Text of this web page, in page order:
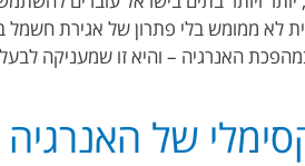
לא ממומש בלי פתרון של אגירת חשמל
האנרגיה – והיא זו שמעניקה
של